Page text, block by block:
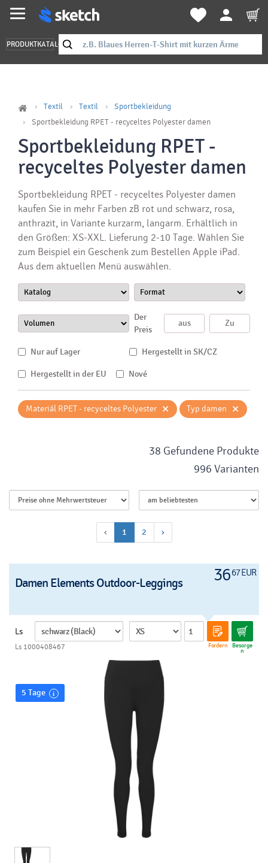
PRODUKTKATALOG
Textil Textil
Sportbekleidung
Sportbekleidung RPET - recyceltes Polyester damen
Sportbekleidung RPET -
recyceltes Polyester damen
Sportbekleidung RPET - recyceltes Polyester damen
kaufen Sie in mehr Farben zB rot und schwarz, rosa,
anthrazit, in Variante kurzarm, langarm. Erhältlich in
den Größen: XS-XXL. Lieferung 2-10 Tage. Wählen Sie
zum Beispiel ein Geschenk zum Bestellen Apple iPad.
Aus dem aktuellen Menü auswählen.
Der
Preis
Nur auf Lager Hergestellt in SK/CZ
Hergestellt in der EU Nové
Materiál RPET - recyceltes Polyester × Typ damen ×
‹ 1 2 ›
38 Gefundene Produkte
996 Varianten
3667 EUR
Damen Elements Outdoor-Leggings
Ls
Fordern Besorge
n
Ls 1000408467
5 Tage